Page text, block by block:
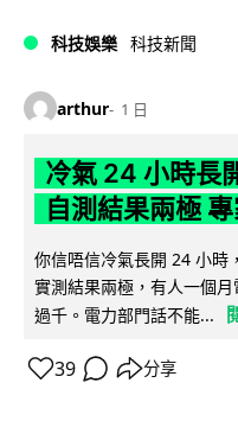
科技娛樂 科技新聞
arthur 1 日
冷氣 24 小時長
自測結果兩極
你信唔信冷氣長開 24 小時
實測結果兩極，有人一個
過千。電力部門話不能...
39 分享